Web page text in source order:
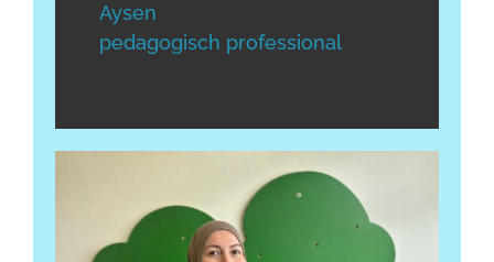
Aysen
pedagogisch professional